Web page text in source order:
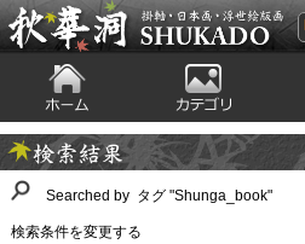
秋華洞 SHUKADO 掛軸・日本画・浮世
ホーム カテゴリ
検索結果
Searched by タグ "Shunga_book"
検索条件を変更する